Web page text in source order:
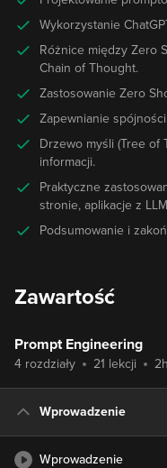
Wykorzystanie
Różnice między Zero
Chain of Thought.
Zastosowanie Zero
Zapewnianie
Drzewo myśli (Tree of
informacji.
Praktyczne
stronie, aplikacje z
Podsumowanie i
Zawartość
Prompt Engineering
4 rozdziały 21 lekcji
Wprowadzenie
Wprowadzenie